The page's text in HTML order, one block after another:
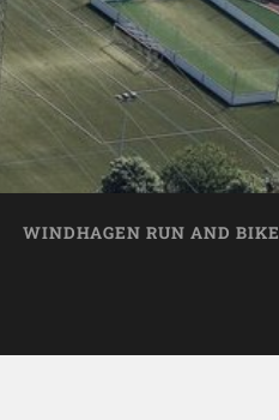
WINDHAGEN RUN AND BIKE